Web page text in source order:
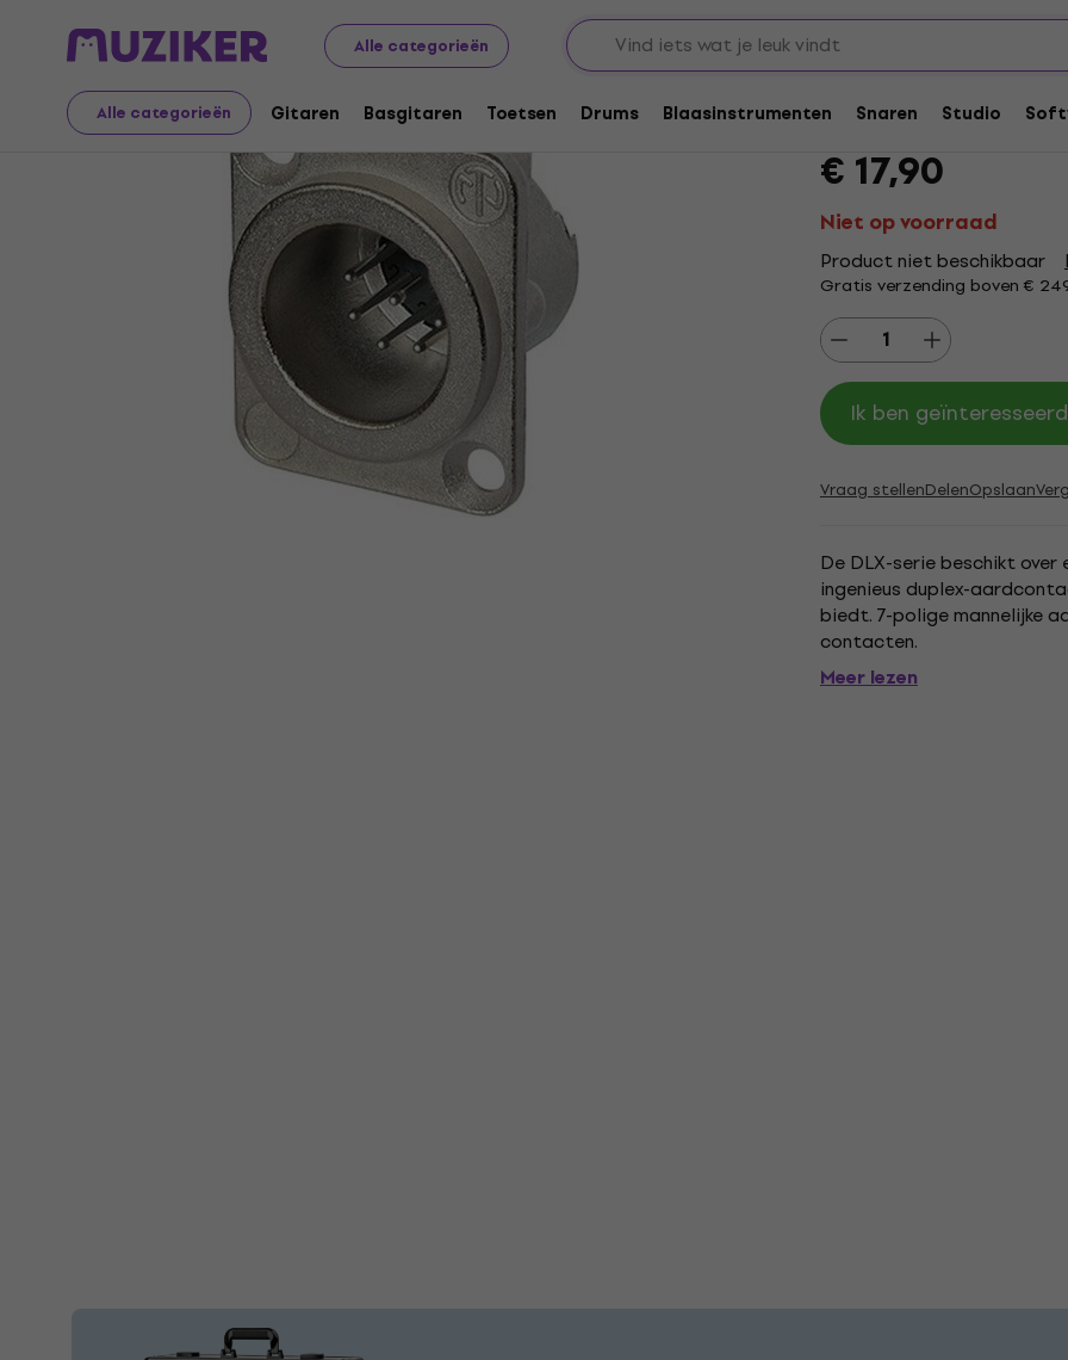
Alle categorieën
Alle categorieën Gitaren Basgitaren Toetsen Drums Blaasinstrumenten Snaren Studio
Muziekinstrumenten Accessoires Kabels, connectoren en verloopstukken
Neutrik NC7MD-LX
Merk:Neutrik Productcode: .
€ 17,90
Niet op voorraad
Product niet beschikbaar
Gratis verzending boven €
Ik ben geïnteresseerd
Vraag stellenDelenOpslaan
De DLX-serie beschikt
ingenieus duplex-
biedt. 7-polige mannelijke
contacten.
Meer lezen